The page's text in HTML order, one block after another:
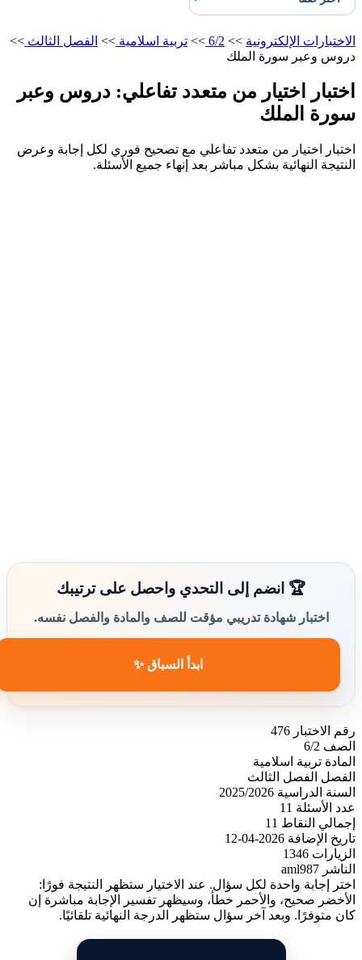
الاختبارات الإلكترونية >>
6/2
>> تربية اسلامية >> الفصل الثالث >>
دروس وعبر سورة الملك
اختبار اختيار من متعدد تفاعلي: دروس وعبر
سورة الملك
اختبار اختيار من متعدد تفاعلي مع تصحيح فوري لكل إجابة وعرض
النتيجة النهائية بشكل مباشر بعد إنهاء جميع الأسئلة.
🏆 انضم إلى التحدي واحصل على ترتيبك
اختبار شهادة تدريبي مؤقت للصف والمادة والفصل نفسه.
ابدأ السباق ✨
رقم الاختبار 476
الصف
6/2
المادة تربية اسلامية
الفصل
الفصل الثالث
السنة الدراسية 2025/2026
عدد الأسئلة
11
إجمالي النقاط
11
تاريخ الإضافة 2026-04-12
الزيارات 1346
الناشر aml987
اختر إجابة واحدة لكل سؤال. عند الاختيار ستظهر النتيجة فورًا:
الأخضر صحيح، والأحمر خطأ، وسيظهر تفسير الإجابة مباشرة إن
كان متوفرًا. وبعد آخر سؤال ستظهر الدرجة النهائية تلقائيًا.